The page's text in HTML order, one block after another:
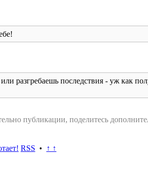
разгребаешь последствия - уж как
публикации, поделитесь
RSS • ↑ ↑